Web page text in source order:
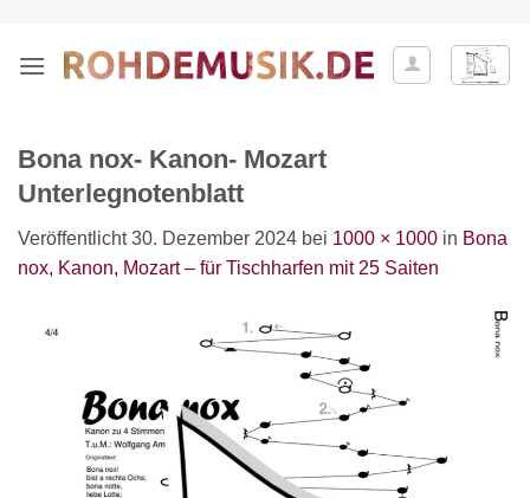
springen
Bona nox- Kanon- Mozart
Unterlegnotenblatt
Veröffentlicht30. Dezember 2024 bei 1000 × 1000 in Bona
nox, Kanon, Mozart – für Tischharfen mit 25 Saiten